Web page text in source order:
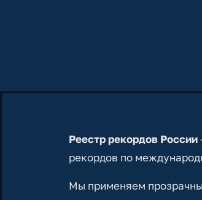
Реестр рекордов России
рекордов по
Мы применяем